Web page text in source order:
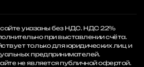
указаны без НДС. НДС 22%
при выставлении счёта.
только для юридических лиц и
предпринимателей.
не является публичной офертой.